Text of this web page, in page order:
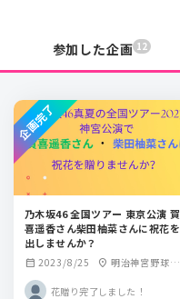
参加した企画 12
乃木坂46 全国ツアー 東京公演 賀
喜遥香さん柴田柚菜さんに祝花を
出しませんか？
calendar_month 2023/8/25 location_on 明治神宮野球
花贈り完了しました！
企画完了